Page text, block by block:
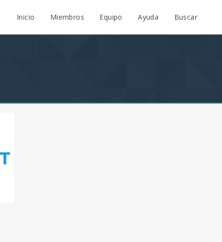
Inicio Miembros Equipo Ayuda Buscar